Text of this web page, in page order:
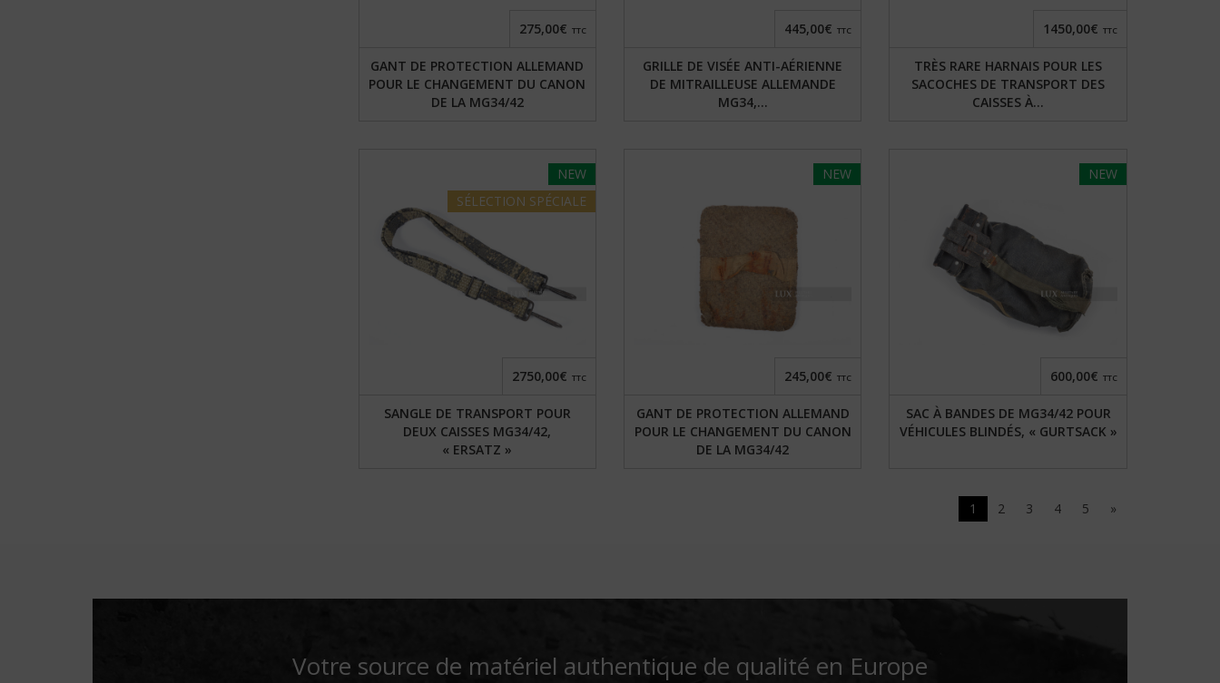
GANT DE PROTECTION ALLEMAND
POUR LE CHANGEMENT DU CANON
DE LA MG34/42
275,00€ TTC
GRILLE DE VISÉE ANTI-AÉRIENNE
DE MITRAILLEUSE ALLEMANDE
MG34,...
445,00€ TTC
TRÈS RARE HARNAIS POUR LES
SACOCHES DE TRANSPORT DES
CAISSES À...
1450,00€ TTC
NEW
SÉLECTION SPÉCIALE
SANGLE DE TRANSPORT POUR
DEUX CAISSES MG34/42,
« ERSATZ »
2750,00€ TTC
NEW
GANT DE PROTECTION ALLEMAND
POUR LE CHANGEMENT DU CANON
DE LA MG34/42
245,00€ TTC
NEW
SAC À BANDES DE MG34/42 POUR
VÉHICULES BLINDÉS, « GURTSACK »
600,00€ TTC
1 2 3 4 5 »
Votre source de matériel authentique de qualité en Europe